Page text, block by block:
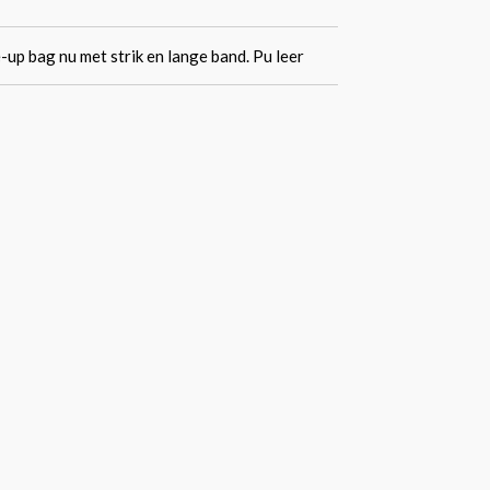
bag nu met strik en lange band. Pu leer